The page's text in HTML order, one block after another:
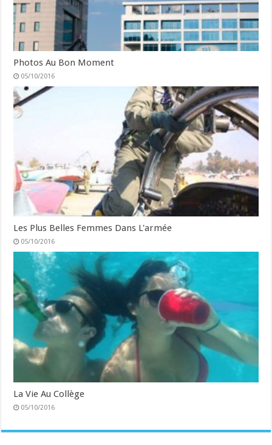
Photos Au Bon Moment
05/10/2016
Les Plus Belles Femmes Dans L'armée
05/10/2016
La Vie Au Collège
05/10/2016